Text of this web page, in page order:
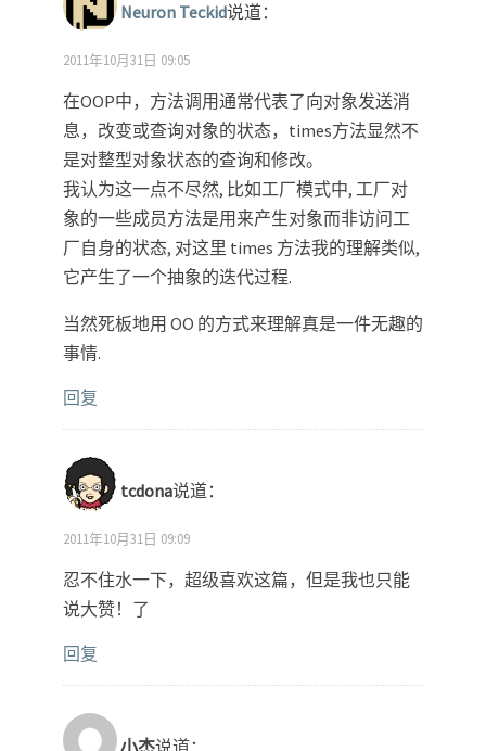
Neuron Teckid说道：
2011年10月31日 09:05
在OOP中，方法调用通常代表了向对象发送消
息，改变或查询对象的状态，times方法显然不
是对整型对象状态的查询和修改。
我认为这一点不尽然, 比如工厂模式中, 工厂对
象的一些成员方法是用来产生对象而非访问工
厂自身的状态, 对这里 times 方法我的理解类似,
它产生了一个抽象的迭代过程.
当然死板地用 OO 的方式来理解真是一件无趣的
事情.
回复
tcdona说道：
2011年10月31日 09:09
忍不住水一下，超级喜欢这篇，但是我也只能
说大赞！了
回复